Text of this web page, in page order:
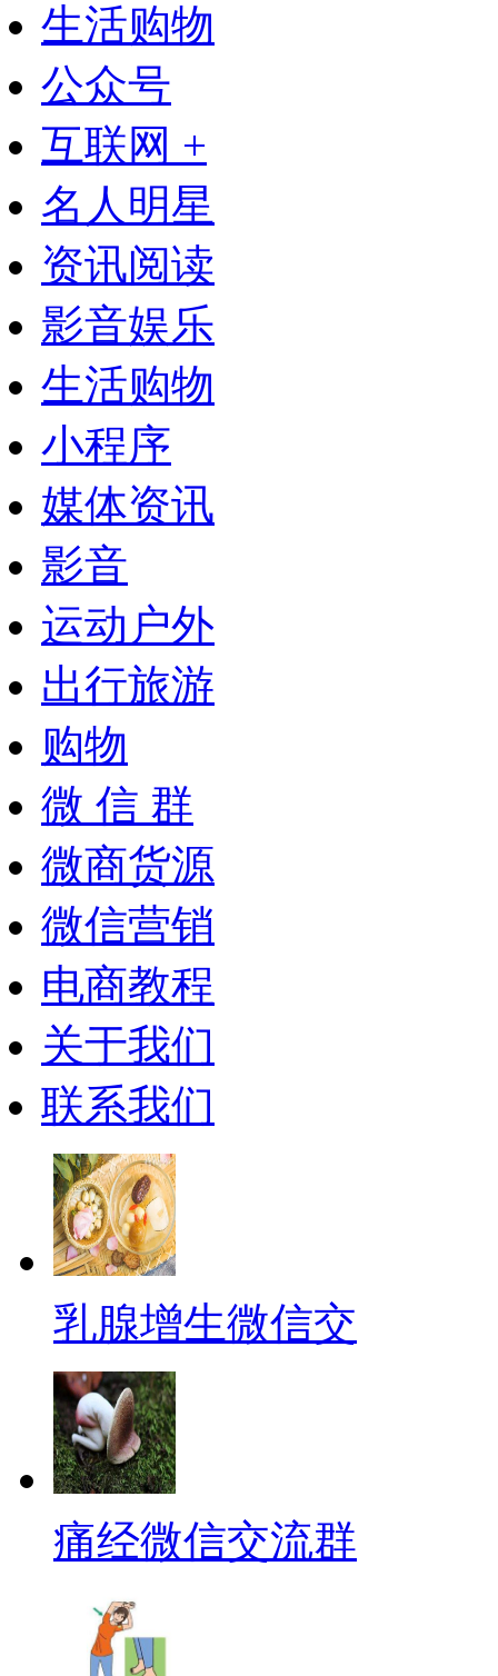
生活购物
公众号
互联网 +
名人明星
资讯阅读
影音娱乐
生活购物
小程序
媒体资讯
影音
运动户外
出行旅游
购物
微 信 群
微商货源
微信营销
电商教程
关于我们
联系我们
乳腺增生微信交
痛经微信交流群